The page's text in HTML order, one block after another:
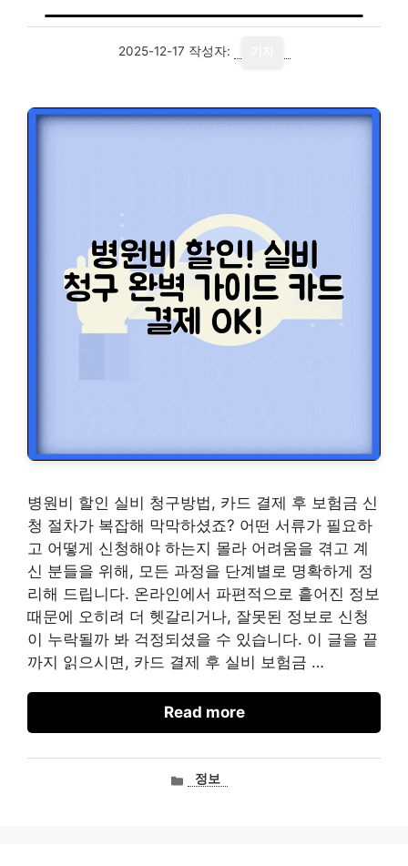
2025-12-17 작성자:
병원비 할인 실비 청구방법, 카드 결제 후 보험금 신
청 절차가 복잡해 막막하셨죠? 어떤 서류가 필요하
고 어떻게 신청해야 하는지 몰라 어려움을 겪고 계
신 분들을 위해, 모든 과정을 단계별로 명확하게 정
리해 드립니다. 온라인에서 파편적으로 흩어진 정보
때문에 오히려 더 헷갈리거나, 잘못된 정보로 신청
이 누락될까 봐 걱정되셨을 수 있습니다. 이 글을 끝
까지 읽으시면, 카드 결제 후 실비 보험금 …
Read more
카정보